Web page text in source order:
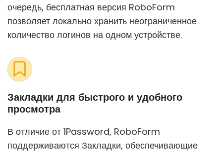
очередь, бесплатная версия RoboForm
позволяет локально хранить неограниченное
количество логинов на одном устройстве.
Закладки для быстрого и удобного
просмотра
В отличие от 1Password, RoboForm
поддерживаются Закладки, обеспечивающие